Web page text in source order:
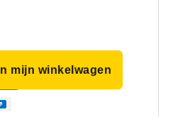
In mijn winkelwagen